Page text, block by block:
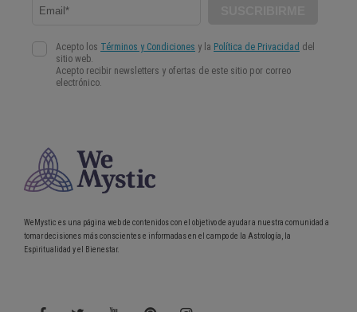
WeMystic es una página web de contenidos con el objetivo de ayudar a nuestra comunidad a
tomar decisiones más conscientes e informadas en el campo de la Astrología, la
Espiritualidad y el Bienestar.